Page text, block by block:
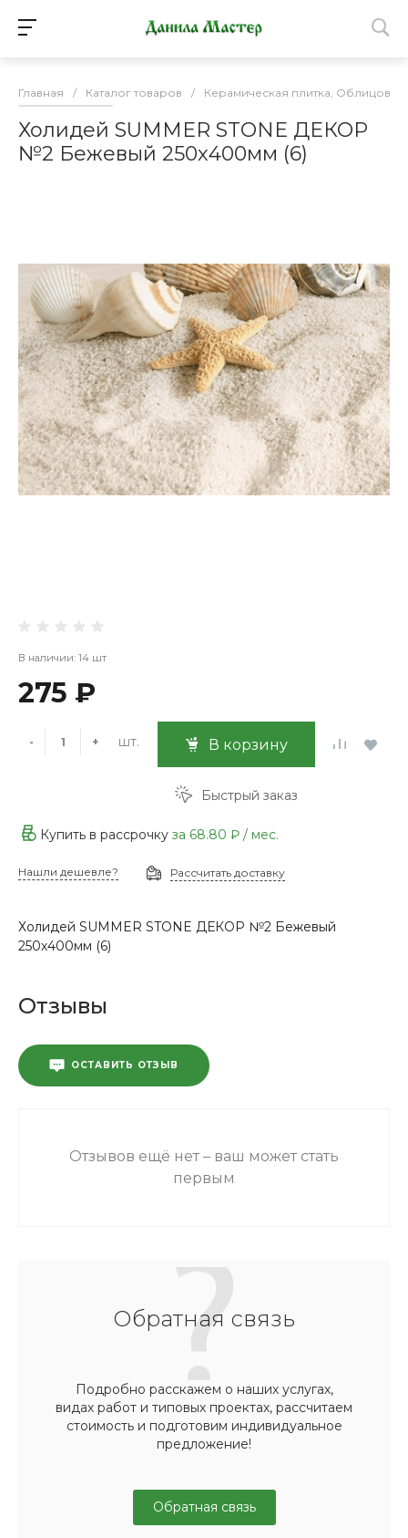
Главная / Каталог товаров / Керамическая плитка,
Холидей SUMMER STONE ДЕКОР
№2 Бежевый 250х400мм (6)
В наличии: 14 шт
275 ₽
- + шт. В корзину
Быстрый заказ
Купить в рассрочку за 68.80 ₽ / мес.
Нашли дешевле? Рассчитать доставку
Холидей SUMMER STONE ДЕКОР №2 Бежевый
250х400мм (6)
Отзывы
ОСТАВИТЬ ОТЗЫВ
Отзывов ещё нет – ваш может стать
первым
Обратная связь
Подробно расскажем о наших услугах,
видах работ и типовых проектах, рассчитаем
стоимость и подготовим индивидуальное
предложение!
Обратная связь